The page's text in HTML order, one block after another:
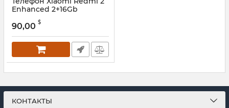
Enhanced 2+16Gb
90,00 $
КОНТАКТЫ